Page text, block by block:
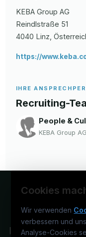
KEBA Group AG
Reindlstraße 51
4040 Linz ,
https://
IHRE
Recruiting-
People &
KEBA Group AG
Cookies
Wir verwenden
verbessern und
Analyse-Cookies